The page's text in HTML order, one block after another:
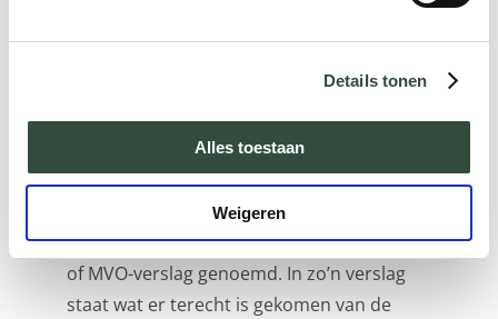
Details tonen
Alles toestaan
Weigeren
communiceren. En ze moeten transparant
zijn over hun processen en hun inkomsten.
Dit kan het best in het maatschappelijk
jaarverslag, ook wel duurzaamheidsverslag
of MVO-verslag genoemd. In zo’n verslag
staat wat er terecht is gekomen van de